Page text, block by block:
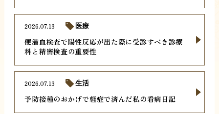
便潜血検査で陽性反応が出た際に受診すべき診療
科と精密検査の重要性
2026.07.13 医療
予防接種のおかげで軽症で済んだ私の看病日記
2026.07.13 生活